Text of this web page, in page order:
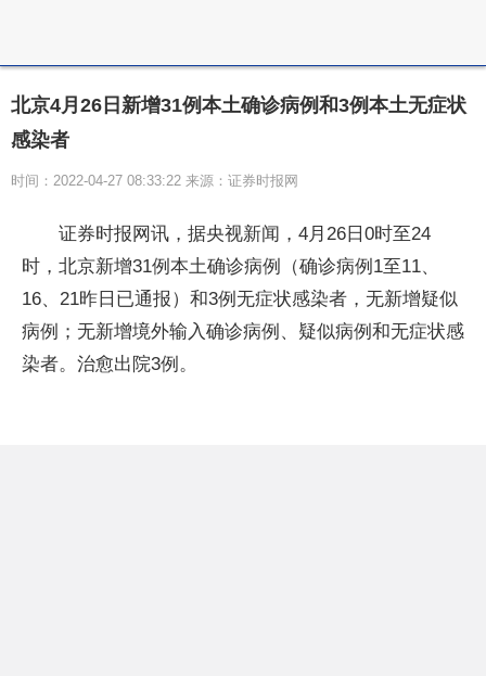
北京4月26日新增31例本土确诊病例和3例本土无症状
感染者
时间：2022-04-27 08:33:22 来源：证券时报网
证券时报网讯，据央视新闻，4月26日0时至24
时，北京新增31例本土确诊病例（确诊病例1至11、
16、21昨日已通报）和3例无症状感染者，无新增疑似
病例；无新增境外输入确诊病例、疑似病例和无症状感
染者。治愈出院3例。